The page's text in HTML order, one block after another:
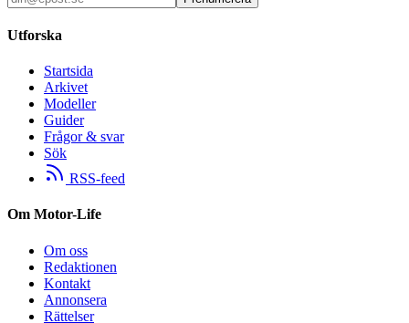
Utforska
Startsida
Arkivet
Modeller
Guider
Frågor & svar
Sök
RSS-feed
Om Motor-Life
Om oss
Redaktionen
Kontakt
Annonsera
Rättelser